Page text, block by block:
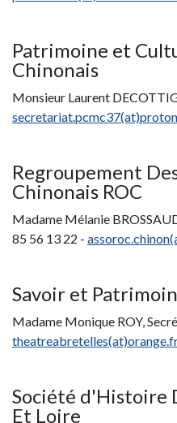
Patrimoine et
Chinonais
Monsieur Laurent
Regroupement
Chinonais ROC
Madame Mélanie
85 56 13 22 -
Savoir et
Madame Monique ROY,
Société d'Histoire
Et Loire